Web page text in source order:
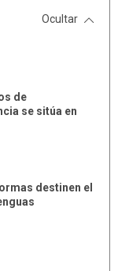
Ocultar
de
se sitúa en
destinen el